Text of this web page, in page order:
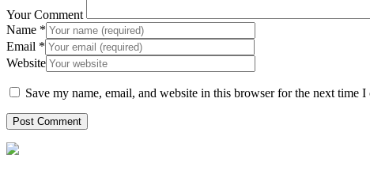
Your Comment
Name *
Email *
Website
Save my name, email, and website in this browser for the next time I